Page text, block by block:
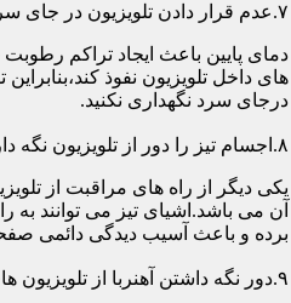
۷.عدم قرار دادن تلویزیون در جای سرد
دمای پایین باعث ایجاد تراکم
های داخل تلویزیون نفوذ
درجای سرد نگهداری نکنید.
۸.اجسام تیز را دور از تلویزیون نگه دارید
یکی دیگر از راه های مراقبت از
آن می باشد.اشیای تیز می توانند به
برده و باعث آسیب دیدگی دائمی
۹.دور نگه داشتن آهنربا از تلویزیون های ال ای دی